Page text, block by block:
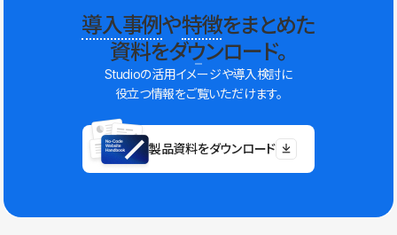
導入事例や特徴をまとめた
資料をダウンロード。
Studioの活用イメージや導入検討に
役立つ情報をご覧いただけます。
製品資料をダウンロード